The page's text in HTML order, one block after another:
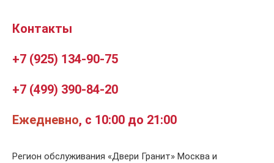
Контакты
+7 (925) 134-90-75
+7 (499) 390-84-20
Ежедневно, с 10:00 до 21:00
Регион обслуживания «Двери Гранит» Москва и